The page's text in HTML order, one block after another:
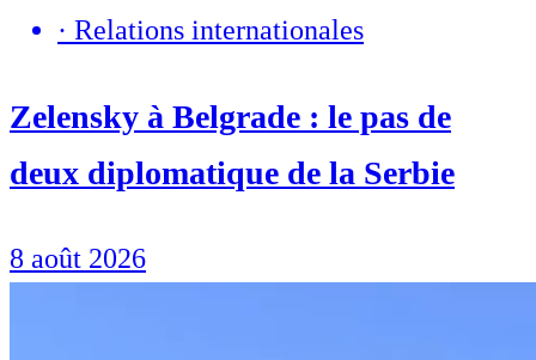
· Relations internationales
Zelensky à Belgrade : le pas de
deux diplomatique de la Serbie
8 août 2026